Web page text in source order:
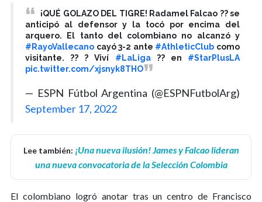
¡QUÉ GOLAZO DEL TIGRE! Radamel Falcao ?? se
anticipó al defensor y la tocó por encima del
arquero. El tanto del colombiano no alcanzó y
#RayoVallecano cayó 3-2 ante #AthleticClub como
visitante. ?? ? Viví #LaLiga?? en #StarPlusLA
pic.twitter.com/xjsnyk8THO
— ESPN Fútbol Argentina (@ESPNFutbolArg)
September 17, 2022
Lee también: ¡Una nueva ilusión! James y Falcao lideran
una nueva convocatoria de la Selección Colombia
El colombiano logró anotar tras un centro de Francisco